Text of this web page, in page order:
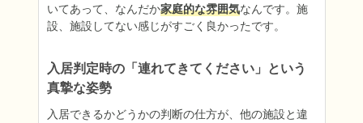
いてあって、なんだか家庭的な雰囲気なんです。施
設、施設してない感じがすごく良かったです。
入居判定時の「連れてきてください」という
真摯な姿勢
入居できるかどうかの判断の仕方が、他の施設と違